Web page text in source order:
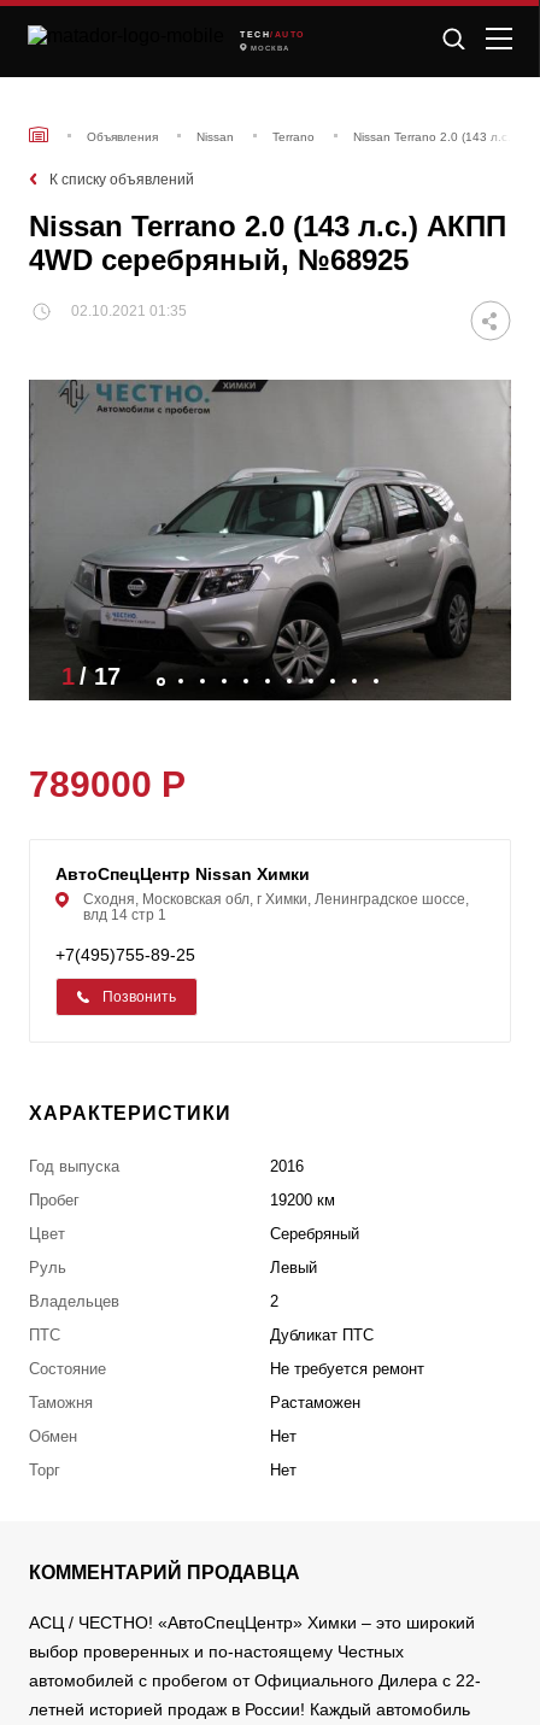
TECH /AUTO
МОСКВА
Объявления Nissan Terrano Nissan Terrano 2.0 (143 л.с.)
К списку объявлений
Nissan Terrano 2.0 (143 л.с.) АКПП
4WD серебряный, №68925
02.10.2021 01:35
1/17
789000 Р
АвтоСпецЦентр Nissan Химки
Сходня, Московская обл, г Химки, Ленинградское шоссе,
влд 14 стр 1
+7(495)755-89-25
Позвонить
ХАРАКТЕРИСТИКИ
Год выпуска
2016
Пробег
19200 км
Цвет
Серебряный
Руль
Левый
Владельцев
2
ПТС
Дубликат ПТС
Состояние
Не требуется ремонт
Таможня
Растаможен
Обмен
Нет
Торг
Нет
КОММЕНТАРИЙ ПРОДАВЦА
АСЦ / ЧЕСТНО! «АвтоСпецЦентр» Химки – это широкий
выбор проверенных и по-настоящему Честных
автомобилей с пробегом от Официального Дилера с 22-
летней историей продаж в России! Каждый автомобиль